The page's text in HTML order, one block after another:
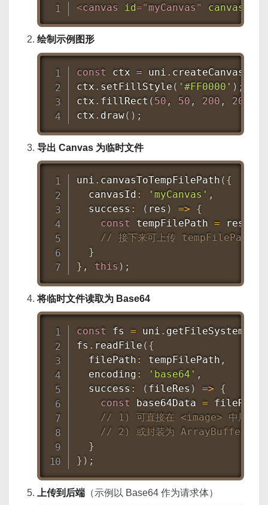
<canvas id="myCanvas " canvas-id
绘制示例图形
const ctx = uni .
ctx . setFillStyle ( '#FF0000' ) ;
ctx . fillRect ( 50 , 50 , 200 , 200
ctx . draw( ) ;
导出 Canvas 为临时文件
uni . canvasToTempFilePath ( {
  canvasId
: 'myCanvas' ,
success : ( res ) =>
{
const tempFilePath = res
// 接下来可上传 tempFilePath，
}
} , this ) ;
将临时文件读取为 Base64
const fs = uni .
fs . readFile ( {
  filePath
: tempFilePath ,
  encoding
: 'base64' ,
success : ( fileRes ) =>
{
const base64Data = fileRes
// 1) 可直接在 <image> 中展
// 2) 或封装为 ArrayBuffer 上传
}
} ) ;
上传到后端 （示例以 Base64 作为请求体）